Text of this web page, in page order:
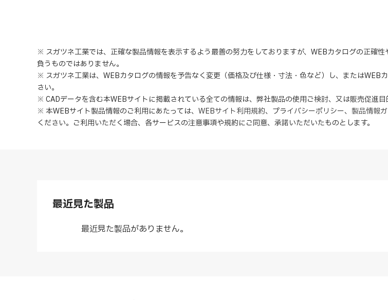
※ スガツネ工業では、正確な製品情報を表示するよう最善の努力をしておりますが、WEBカタログの正確
負うものではありません。
※ スガツネ工業は、WEBカタログの情報を予告なく変更（価格及び仕様・寸法・色など）し、またはWEB
さい。
※ CADデータを含む本WEBサイトに掲載されている全ての情報は、弊社製品の使用ご検討、又は販売促進目
※ 本WEBサイト製品情報のご利用にあたっては、 WEBサイト利用規約、 プライバシーポリシー、 製品情報
ください。ご利用いただく場合、各サービスの注意事項や規約にご同意、 承諾いただいたものとします。
最近見た製品
最近見た製品がありません。